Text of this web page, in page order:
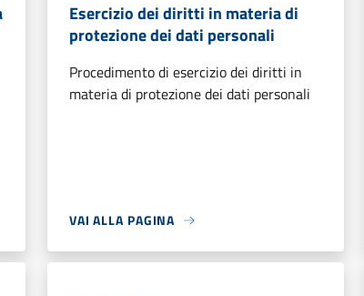
Esercizio dei diritti in materia di
protezione dei dati personali
Procedimento di esercizio dei diritti in
materia di protezione dei dati personali
VAI ALLA PAGINA